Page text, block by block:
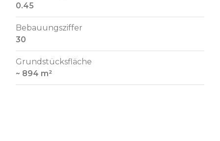
0.45
Bebauungsziffer
30
Grundstücksfläche
~ 894 m²